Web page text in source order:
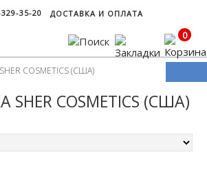
35-20 ДОСТАВКА И ОПЛАТА
0
SHER COSMETICS (США)
COSMETICS (США)